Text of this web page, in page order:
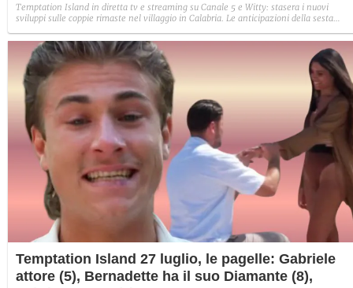
Temptation Island in diretta tv e streaming su Canale 5 e Witty: stasera i nuovi
sviluppi sulle coppie rimaste nel villaggio in Calabria. Le anticipazioni della sesta
Sabrina rifiuta il falò con Giovanni e si avvicina a Lory.
Temptation Island 27 luglio, le pagelle: Gabriele
attore (5), Bernadette ha il suo Diamante (8),